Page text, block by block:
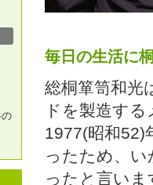
毎日の生活に
総桐箪笥和光
ドを製造す
1977(昭和52)
ったため、
ったと言いま